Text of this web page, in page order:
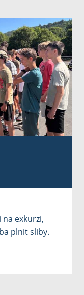
exkurzi,
plnit sliby.